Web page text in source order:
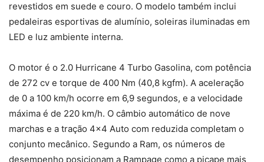
revestidos em suede e couro. O modelo também inclui
pedaleiras esportivas de alumínio, soleiras iluminadas em
LED e luz ambiente interna.
O motor é o 2.0 Hurricane 4 Turbo Gasolina, com potência
de 272 cv e torque de 400 Nm (40,8 kgfm). A aceleração
de 0 a 100 km/h ocorre em 6,9 segundos, e a velocidade
máxima é de 220 km/h. O câmbio automático de nove
marchas e a tração 4×4 Auto com reduzida completam o
conjunto mecânico. Segundo a Ram, os números de
desempenho posicionam a Rampage como a picape mais